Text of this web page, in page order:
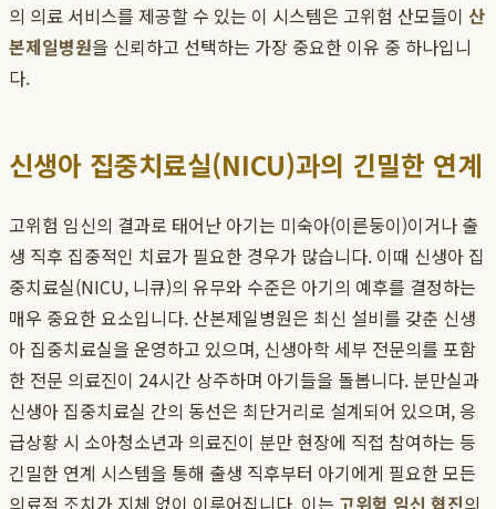
의 의료 서비스를 제공할 수 있는 이 시스템은 고위험 산모들이 산
본제일병원을 신뢰하고 선택하는 가장 중요한 이유 중 하나입니
다.
신생아 집중치료실(NICU)과의 긴밀한 연계
고위험 임신의 결과로 태어난 아기는 미숙아(이른둥이)이거나 출
생 직후 집중적인 치료가 필요한 경우가 많습니다. 이때 신생아 집
중치료실(NICU, 니큐)의 유무와 수준은 아기의 예후를 결정하는
매우 중요한 요소입니다. 산본제일병원은 최신 설비를 갖춘 신생
아 집중치료실을 운영하고 있으며, 신생아학 세부 전문의를 포함
한 전문 의료진이 24시간 상주하며 아기들을 돌봅니다. 분만실과
신생아 집중치료실 간의 동선은 최단거리로 설계되어 있으며, 응
급상황 시 소아청소년과 의료진이 분만 현장에 직접 참여하는 등
긴밀한 연계 시스템을 통해 출생 직후부터 아기에게 필요한 모든
의료적 조치가 지체 없이 이루어집니다. 이는 고위험 임신 협진의